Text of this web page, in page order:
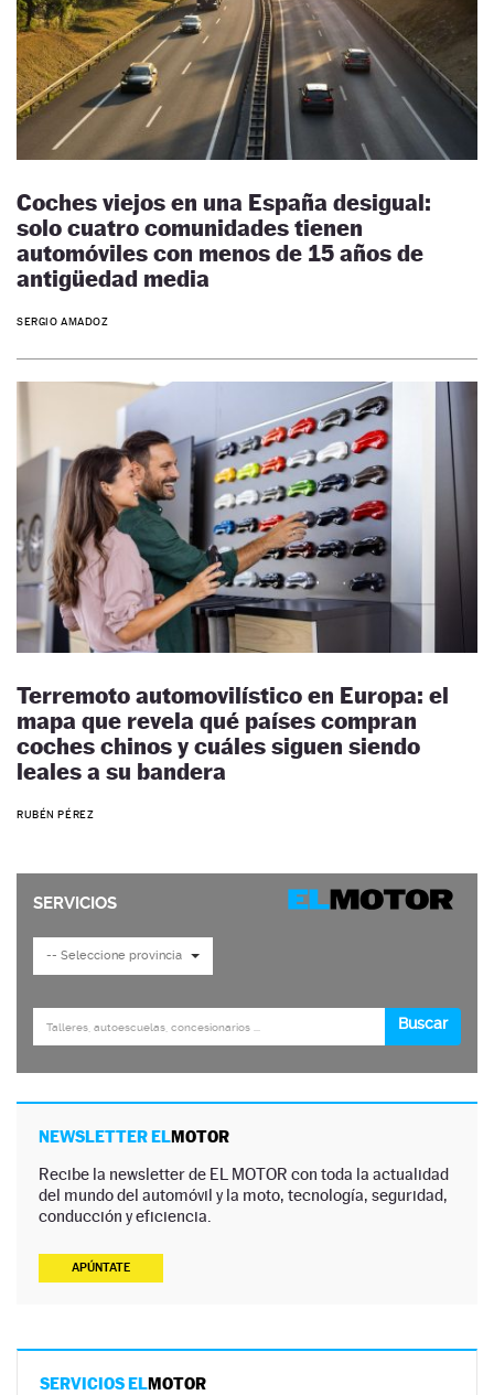
Coches viejos en una España desigual:
solo cuatro comunidades tienen
automóviles con menos de 15 años de
antigüedad media
SERGIO AMADOZ
Terremoto automovilístico en Europa: el
mapa que revela qué países compran
coches chinos y cuáles siguen siendo
leales a su bandera
RUBÉN PÉREZ
NEWSLETTER ELMOTOR
Recibe la newsletter de EL MOTOR con toda la actualidad
del mundo del automóvil y la moto, tecnología, seguridad,
conducción y eficiencia.
APÚNTATE
SERVICIOS ELMOTOR